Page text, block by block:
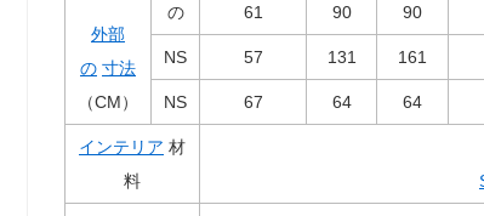
外部
の 寸法
（CM）
の 61 90 90
NS 57 131 161
NS 67 64 64
インテリア 材
料